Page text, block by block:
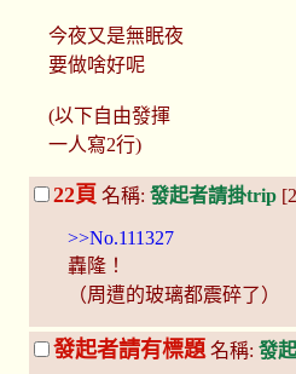
今夜又是無眠夜
要做啥好呢
(以下自由發揮
一人寫2行)
22頁 名稱: 發起者請掛trip
>>No.111327
轟隆！
（周遭的玻璃都震碎了）
發起者請有標題 名稱: 發